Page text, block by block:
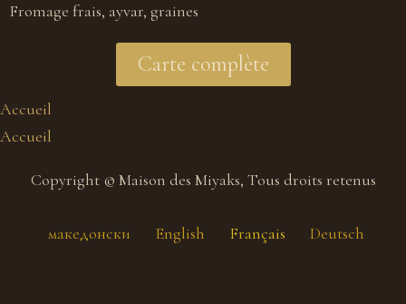
Fromage frais, ayvar, graines
Carte complète
Accueil
Accueil
Copyright © Maison des Miyaks, Tous droits retenus
македонски English Français Deutsch